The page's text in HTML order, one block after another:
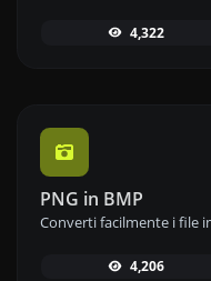
4,322
PNG in BMP
4,206